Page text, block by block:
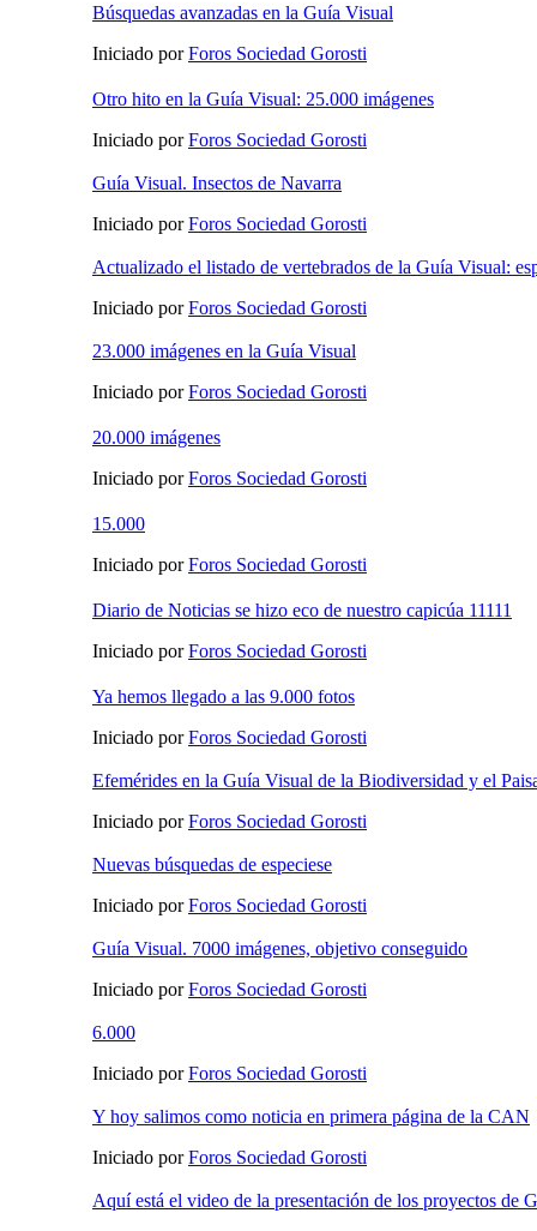
Búsquedas avanzadas en la Guía Visual
Iniciado porForos Sociedad Gorosti
Otro hito en la Guía Visual: 25.000 imágenes
Iniciado porForos Sociedad Gorosti
Guía Visual. Insectos de Navarra
Iniciado porForos Sociedad Gorosti
Actualizado el listado de vertebrados de la Guía Visual:
Iniciado porForos Sociedad Gorosti
23.000 imágenes en la Guía Visual
Iniciado porForos Sociedad Gorosti
20.000 imágenes
Iniciado porForos Sociedad Gorosti
15.000
Iniciado porForos Sociedad Gorosti
Diario de Noticias se hizo eco de nuestro capicúa 11111
Iniciado porForos Sociedad Gorosti
Ya hemos llegado a las 9.000 fotos
Iniciado porForos Sociedad Gorosti
Efemérides en la Guía Visual de la Biodiversidad y el
Iniciado porForos Sociedad Gorosti
Nuevas búsquedas de especiese
Iniciado porForos Sociedad Gorosti
Guía Visual. 7000 imágenes, objetivo conseguido
Iniciado porForos Sociedad Gorosti
6.000
Iniciado porForos Sociedad Gorosti
Y hoy salimos como noticia en primera página de la CAN
Iniciado porForos Sociedad Gorosti
Aquí está el video de la presentación de los proyectos de